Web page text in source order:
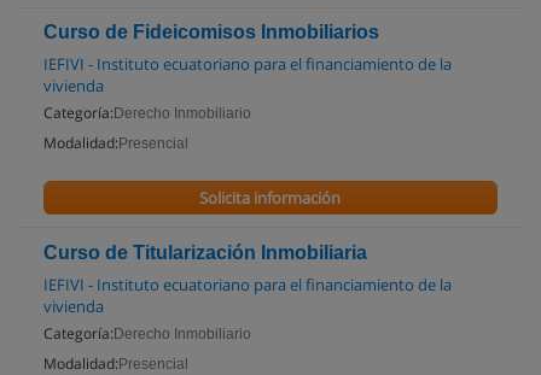
Curso de Fideicomisos Inmobiliarios
IEFIVI - Instituto ecuatoriano para el financiamiento de la
vivienda
Categoría: Derecho Inmobiliario
Modalidad: Presencial
Solicita información
Curso de Titularización Inmobiliaria
IEFIVI - Instituto ecuatoriano para el financiamiento de la
vivienda
Categoría: Derecho Inmobiliario
Modalidad: Presencial